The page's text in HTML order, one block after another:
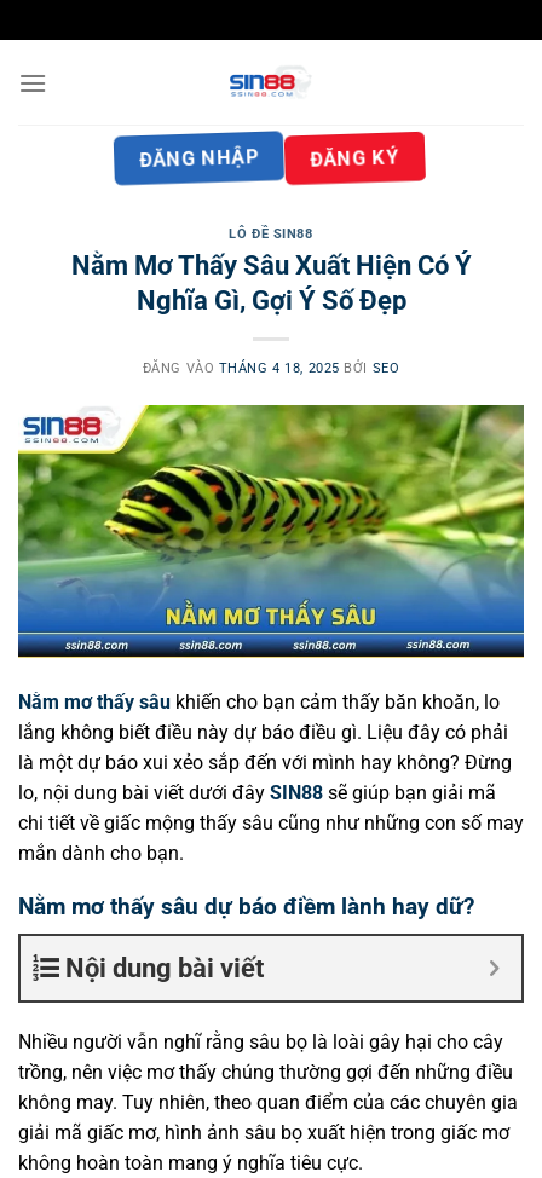
qua
nội
ĐĂNG NHẬP ĐĂNG KÝ
LÔ ĐỀ SIN88
Nằm Mơ Thấy Sâu Xuất Hiện Có Ý
Nghĩa Gì, Gợi Ý Số Đẹp
ĐĂNG VÀO THÁNG 4 18, 2025 BỞI SEO
Nằm mơ thấy sâu khiến cho bạn cảm thấy băn khoăn, lo
lắng không biết điều này dự báo điều gì. Liệu đây có phải
là một dự báo xui xẻo sắp đến với mình hay không? Đừng
lo, nội dung bài viết dưới đây SIN88 sẽ giúp bạn giải mã
chi tiết về giấc mộng thấy sâu cũng như những con số may
mắn dành cho bạn.
Nằm mơ thấy sâu dự báo điềm lành hay dữ?
Nội dung bài viết
Nhiều người vẫn nghĩ rằng sâu bọ là loài gây hại cho cây
trồng, nên việc mơ thấy chúng thường gợi đến những điều
không may. Tuy nhiên, theo quan điểm của các chuyên gia
giải mã giấc mơ, hình ảnh sâu bọ xuất hiện trong giấc mơ
không hoàn toàn mang ý nghĩa tiêu cực.